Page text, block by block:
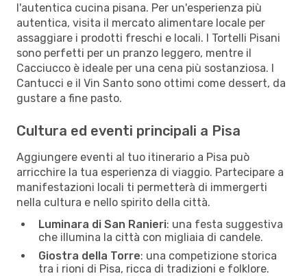
l'autentica cucina pisana. Per un'esperienza più
autentica, visita il mercato alimentare locale per
assaggiare i prodotti freschi e locali. I Tortelli Pisani
sono perfetti per un pranzo leggero, mentre il
Cacciucco è ideale per una cena più sostanziosa. I
Cantucci e il Vin Santo sono ottimi come dessert, da
gustare a fine pasto.
Cultura ed eventi principali a Pisa
Aggiungere eventi al tuo itinerario a Pisa può
arricchire la tua esperienza di viaggio. Partecipare a
manifestazioni locali ti permetterà di immergerti
nella cultura e nello spirito della città.
Luminara di San Ranieri: una festa suggestiva
che illumina la città con migliaia di candele.
Giostra della Torre: una competizione storica
tra i rioni di Pisa, ricca di tradizioni e folklore.